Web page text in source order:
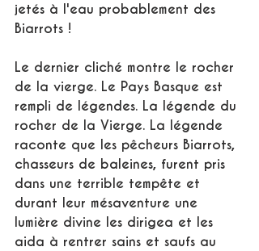
jetés à l'eau probablement des
Biarrots !
Le dernier cliché montre le rocher
de la vierge. Le Pays Basque est
rempli de légendes. La légende du
rocher de la Vierge. La légende
raconte que les pêcheurs Biarrots,
chasseurs de baleines, furent pris
dans une terrible tempête et
durant leur mésaventure une
lumière divine les dirigea et les
aida à rentrer sains et saufs au